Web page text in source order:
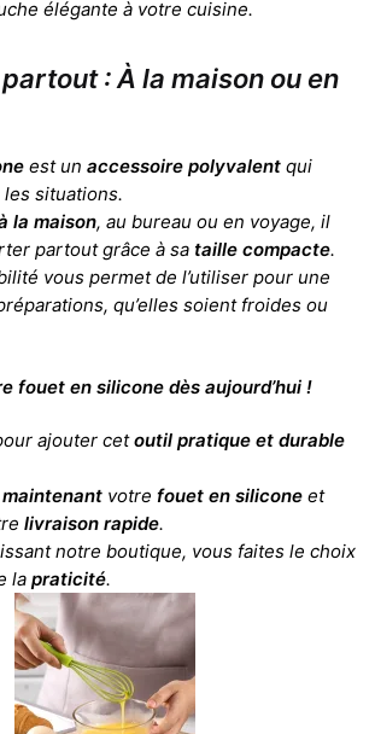
élégante à votre cuisine.
: À la maison ou en
est un accessoire polyvalent qui
situations.
la maison, au bureau ou en voyage, il
partout grâce à sa taille compacte.
vous permet de l’utiliser pour une
qu’elles soient froides ou
fouet en silicone dès aujourd’hui !
ajouter cetoutil pratique et durable
maintenant votre fouet en silicone et
livraison rapide.
notre boutique, vous faites le choix
la praticité.